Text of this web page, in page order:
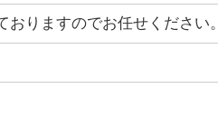
りますのでお任せください。